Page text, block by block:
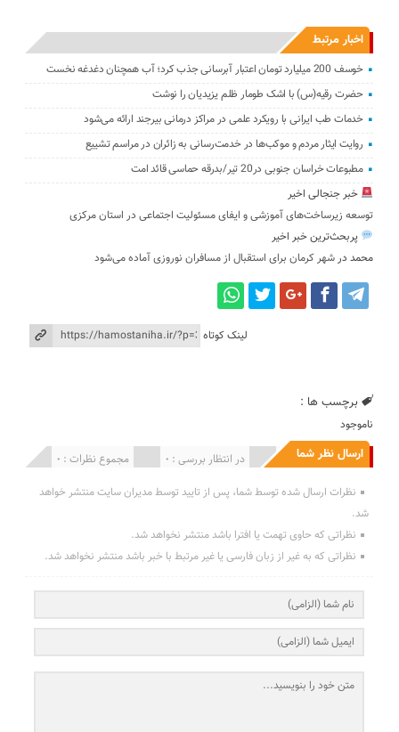
اخبار مرتبط
خوسف 200 میلیارد تومان اعتبار آبرسانی جذب کرد؛ آب همچنان دغدغه نخست
حضرت رقیه(س) با اشک طومار ظلم یزیدیان را نوشت
خدمات طب ایرانی با رویکرد علمی در مراکز درمانی بیرجند ارائه می‌شود
روایت ایثار مردم و موکب‌ها در خدمت‌رسانی به زائران در مراسم تشییع
مطبوعات خراسان جنوبی در20 تیر/بدرقه حماسی قائد امت
خبر جنجالی اخیر
توسعه زیرساخت‌های آموزشی و ایفای مسئولیت اجتماعی در استان مرکزی
پربحث‌ترین خبر اخیر
محمد درشهر کرمان برای استقبال از مسافران نوروزی آماده می‌شود
لینک کوتاه
برچسب ها :
ناموجود
ارسال نظر شما مجموع نظرات : 0 در انتظار بررسی : 0 انتشار یافته : 0
نظرات ارسال شده توسط شما، پس از تایید توسط مدیران سایت منتشر خواهد
شد.
نظراتی که حاوی تهمت یا افترا باشد منتشر نخواهد شد.
نظراتی که به غیر از زبان فارسی یا غیر مرتبط با خبر باشد منتشر نخواهد شد.